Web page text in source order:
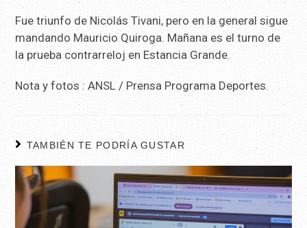
Fue triunfo de Nicolás Tivani, pero en la general sigue
mandando Mauricio Quiroga. Mañana es el turno de
la prueba contrarreloj en Estancia Grande.
Nota y fotos : ANSL / Prensa Programa Deportes.
TAMBIÉN TE PODRÍA GUSTAR